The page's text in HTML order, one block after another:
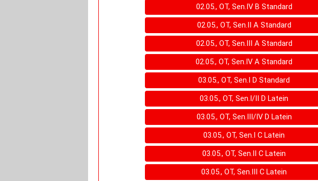
02.05., OT, Sen.IV B Standard
02.05., OT, Sen.II A Standard
02.05., OT, Sen.III A Standard
02.05., OT, Sen.IV A Standard
03.05., OT, Sen.I D Standard
03.05., OT, Sen.I/II D Latein
03.05., OT, Sen.III/IV D Latein
03.05., OT, Sen.I C Latein
03.05., OT, Sen.II C Latein
03.05., OT, Sen.III C Latein